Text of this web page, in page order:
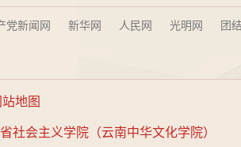
党新闻网 新华网 人民网 光明网 团
站地图
社会主义学院（云南中华文化学院）